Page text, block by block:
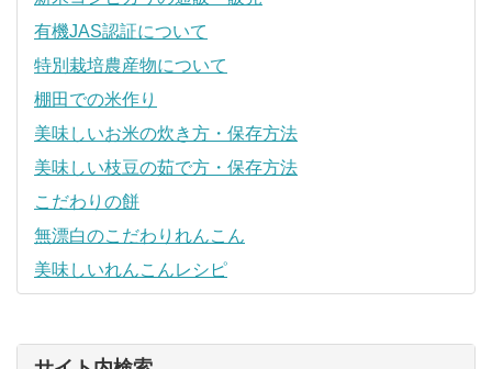
有機JAS認証について
特別栽培農産物について
棚田での米作り
美味しいお米の炊き方・保存方法
美味しい枝豆の茹で方・保存方法
こだわりの餅
無漂白のこだわりれんこん
美味しいれんこんレシピ